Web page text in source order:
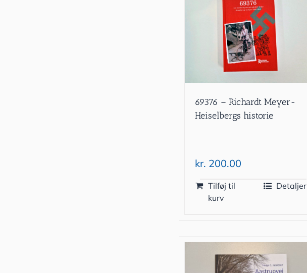
69376 – Richardt Meyer-
Heiselbergs historie
kr. 200.00
Tilføj til
kurv
Detaljer